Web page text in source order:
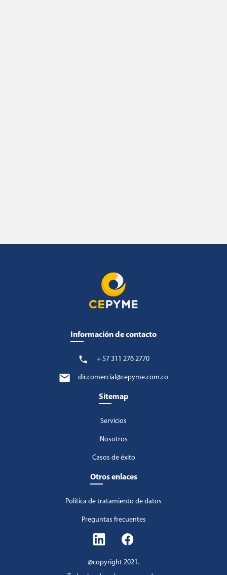
Información de contacto
+ 57 311 276 2770
dir.comercial@cepyme.com.co
Sitemap
Servicios
Nosotros
Casos de éxito
Otros enlaces
Política de tratamiento de datos
Preguntas frecuentes
@copyright 2021.